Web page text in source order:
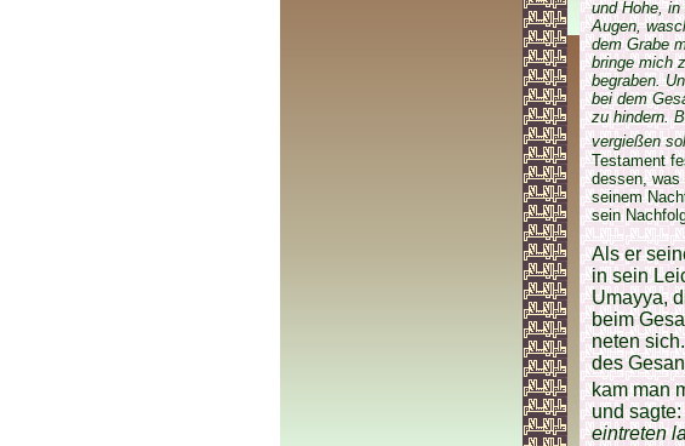
und Hohe,
Augen,
dem Grabe
bringe mich
begraben.
bei dem
zu hindern.
vergießen
Testament
dessen, was
seinem
sein
Als er
in sein
Umayya,
beim
neten
des
kam man
und sagte:
eintreten